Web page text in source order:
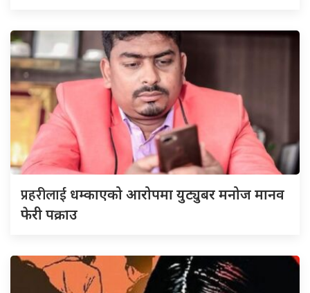
प्रहरीलाई धम्काएको आरोपमा युट्युबर मनोज मानव
फेरी पक्राउ